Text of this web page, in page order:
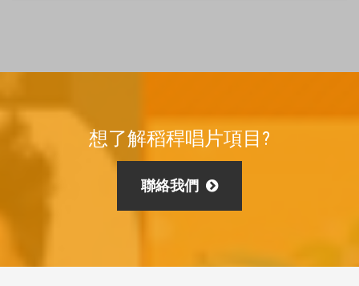
想了解稻稈唱片項目?
聯絡我們